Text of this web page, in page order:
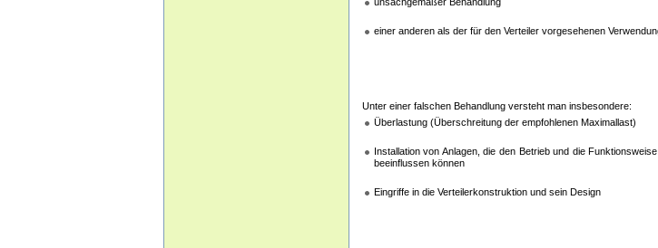
einer anderen als der für den Verteiler vorgesehenen
Unter einer falschen Behandlung versteht man insbesondere:
Überlastung (Überschreitung der empfohlenen Maximallast)
Installation von Anlagen, die den Betrieb und die
beeinflussen können
Eingriffe in die Verteilerkonstruktion und sein Design